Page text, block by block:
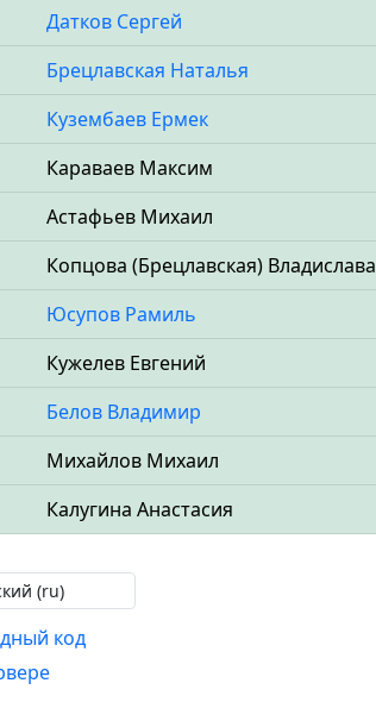
Датков Сергей
Брецлавская Наталья
Кузембаев Ермек
Караваев Максим
Астафьев Михаил
Копцова (Брецлавская) Владислава
Юсупов Рамиль
Кужелев Евгений
Белов Владимир
Михайлов Михаил
Калугина Анастасия
код